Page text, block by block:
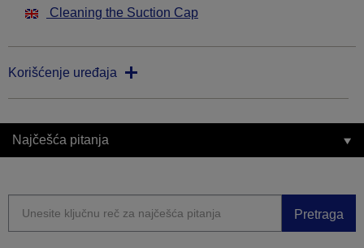
Cleaning the Suction Cap
Korišćenje uređaja
Najčešća pitanja
Pretraga